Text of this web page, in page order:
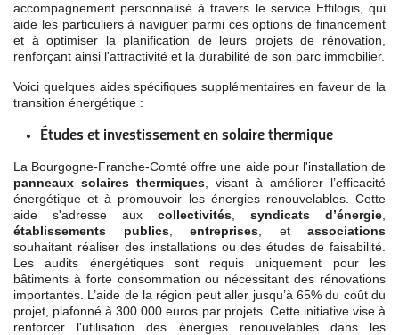
accompagnement personnalisé à travers le service Effilogis, qui
aide les particuliers à naviguer parmi ces options de financement
et à optimiser la planification de leurs projets de rénovation,
renforçant ainsi l'attractivité et la durabilité de son parc immobilier.
Voici quelques aides spécifiques supplémentaires en faveur de la
transition énergétique :
Études et investissement en solaire thermique
La Bourgogne-Franche-Comté offre une aide pour l'installation de
panneaux solaires thermiques , visant à améliorer l’efficacité
énergétique et à promouvoir les énergies renouvelables. Cette
aide s'adresse aux collectivités syndicats d’énergie
établissements publics, entreprises , et associations
souhaitant réaliser des installations ou des études de faisabilité.
Les audits énergétiques sont requis uniquement pour les
bâtiments à forte consommation ou nécessitant des rénovations
importantes. L’aide de la région peut aller jusqu’à 65% du coût du
projet, plafonné à 300 000 euros par projets. Cette initiative vise à
renforcer l'utilisation des énergies renouvelables dans les